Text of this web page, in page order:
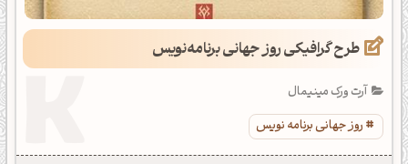
طرح گرافیکی روز جهانی برنامه‌نویس
آرت ورک مینیمال
روز جهانی برنامه نویس